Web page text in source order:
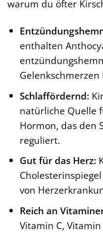
warum du öfter
enthalten
Schlaffördernd:
natürliche Quelle
Hormon, das den
reguliert.
Gut für das Herz:
von
Reich an
Vitamin C,